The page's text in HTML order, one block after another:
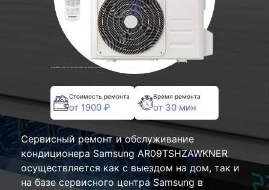
Стоимость ремонта
от 1900 ₽
Время ремонта
от 30 мин
Сервисный ремонт и обслуживание
кондиционера Samsung AR09TSHZAWKNER
осуществляется как с выездом на дом, так и
на базе сервисного центра Samsung в